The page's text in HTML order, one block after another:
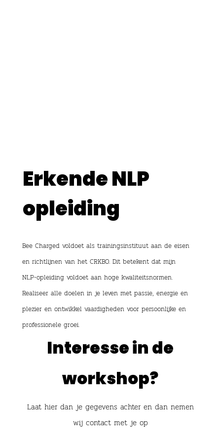
Erkende NLP
opleiding
Bee Charged voldoet als trainingsinstituut aan de eisen
en richtlijnen van het CRKBO. Dit betekent dat mijn
NLP-opleiding voldoet aan hoge kwaliteitsnormen.
Realiseer alle doelen in je leven met passie, energie en
plezier en ontwikkel vaardigheden voor persoonlijke en
professionele groei.
Interesse in de
workshop?
Laat hier dan je gegevens achter en dan nemen
wij contact met je op